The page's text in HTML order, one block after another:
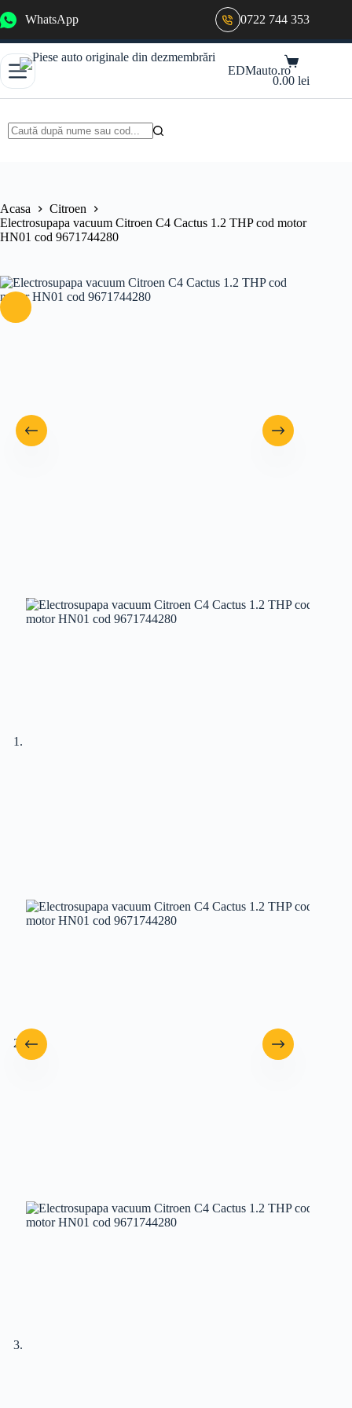
la
WhatsApp 0722 744 353
EDMauto.ro
Coș
de
cumpărături
0.00lei
Acasa
Citroen
Electrosupapa vacuum Citroen C4 Cactus 1.2 THP cod motor
HN01 cod 9671744280